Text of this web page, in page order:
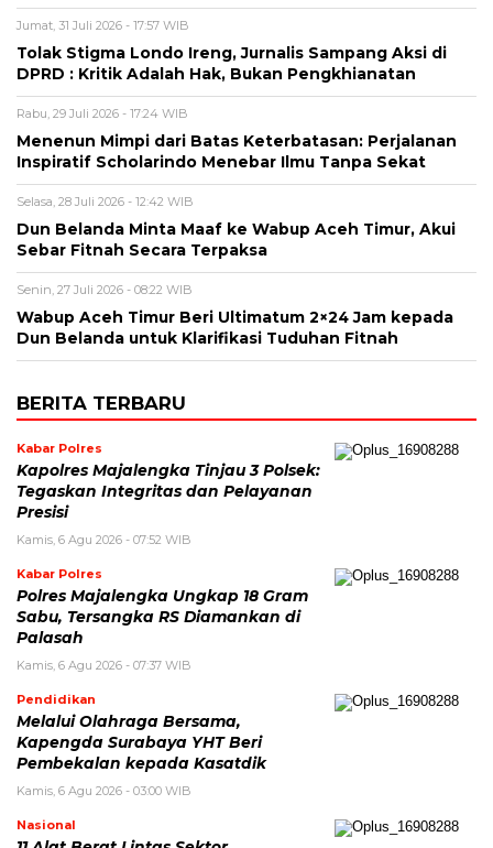
Jumat, 31 Juli 2026 - 17:57 WIB
Tolak Stigma Londo Ireng, Jurnalis Sampang Aksi di
DPRD : Kritik Adalah Hak, Bukan Pengkhianatan
Rabu, 29 Juli 2026 - 17:24 WIB
Menenun Mimpi dari Batas Keterbatasan: Perjalanan
Inspiratif Scholarindo Menebar Ilmu Tanpa Sekat
Selasa, 28 Juli 2026 - 12:42 WIB
Dun Belanda Minta Maaf ke Wabup Aceh Timur, Akui
Sebar Fitnah Secara Terpaksa
Senin, 27 Juli 2026 - 08:22 WIB
Wabup Aceh Timur Beri Ultimatum 2×24 Jam kepada
Dun Belanda untuk Klarifikasi Tuduhan Fitnah
BERITA TERBARU
Kabar Polres
Kapolres Majalengka Tinjau 3 Polsek:
Tegaskan Integritas dan Pelayanan
Presisi
Kamis, 6 Agu 2026 - 07:52 WIB
Kabar Polres
Polres Majalengka Ungkap 18 Gram
Sabu, Tersangka RS Diamankan di
Palasah
Kamis, 6 Agu 2026 - 07:37 WIB
Pendidikan
Melalui Olahraga Bersama,
Kapengda Surabaya YHT Beri
Pembekalan kepada Kasatdik
Kamis, 6 Agu 2026 - 03:00 WIB
Nasional